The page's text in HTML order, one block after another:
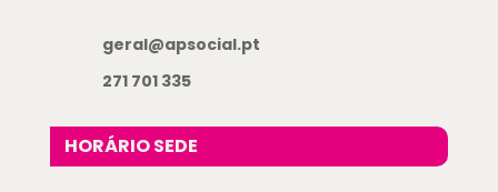
geral@apsocial.pt
271 701 335
HORÁRIO SEDE